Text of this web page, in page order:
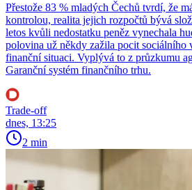
Přestože 83 % mladých Čechů tvrdí, že
kontrolou, realita jejich rozpočtů bývá
letos kvůli nedostatku peněz vynechala
polovina už někdy zažila pocit sociálního
finanční situaci. Vyplývá to z průzkumu
Garanční systém finančního trhu.
Trade-off
dnes, 13:25
2 min